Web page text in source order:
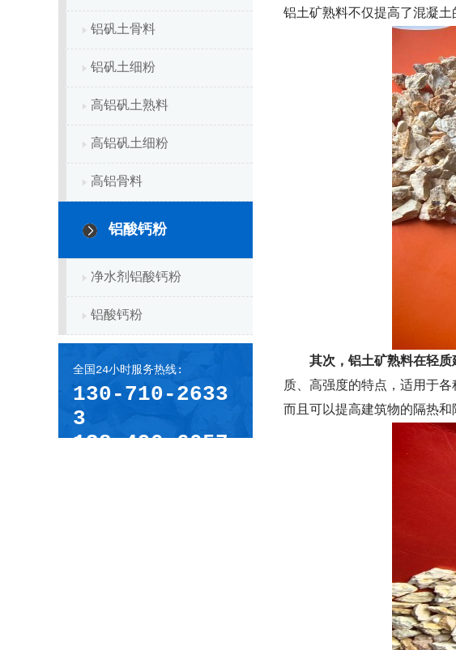
铝矾土骨料
铝矾土细粉
高铝矾土熟料
高铝矾土细粉
高铝骨料
铝酸钙粉
净水剂铝酸钙粉
铝酸钙粉
全国24小时服务热线:
130-710-2633
3
138-490-6057
铝土矿熟料不仅提高了混凝土
其次，铝土矿熟料在轻
质、高强度的特点，适用于
而且可以提高建筑物的隔热和